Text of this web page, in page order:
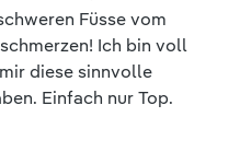
Füsse vom
Ich bin voll
diese sinnvolle
Einfach nur Top.